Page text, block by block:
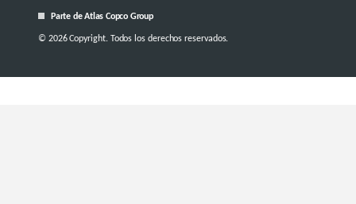
Parte de Atlas Copco Group
© 2026 Copyright. Todos los derechos reservados.